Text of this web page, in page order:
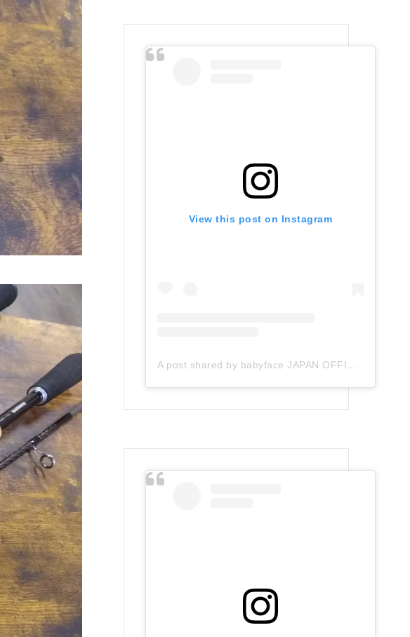
View this post on Instagram
A post shared by babyface JAPAN OFFICIAL (@babyface_japan)